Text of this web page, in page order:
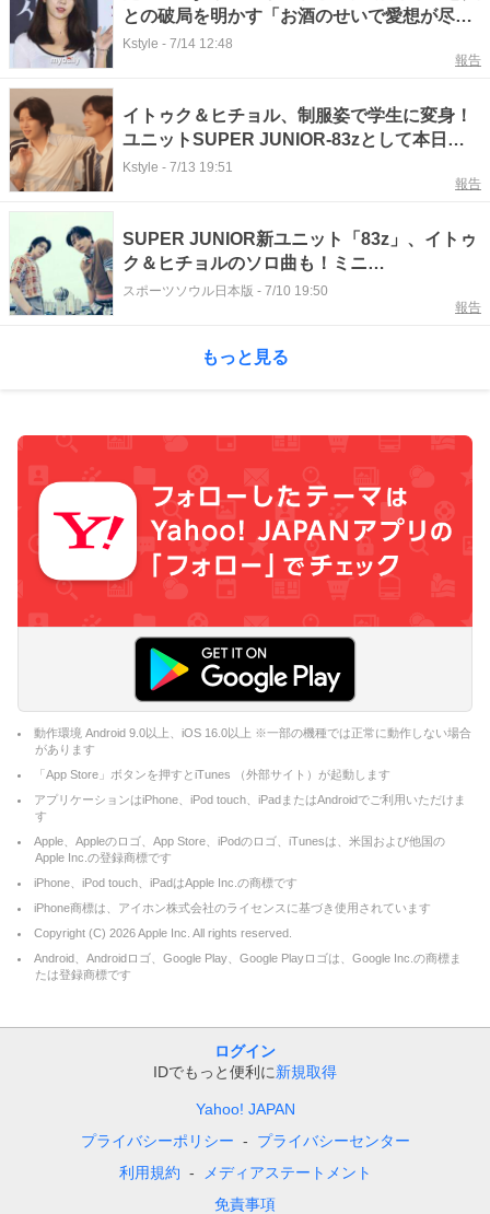
との破局を明かす「お酒のせいで愛想が尽き
た」
Kstyle - 7/14 12:48
報告
イトゥク＆ヒチョル、制服姿で学生に変身！
ユニットSUPER JUNIOR-83zとして本日デ
ビュー…タイトル曲「Promise」MV公開
Kstyle - 7/13 19:51
報告
SUPER JUNIOR新ユニット「83z」、イトゥ
ク＆ヒチョルのソロ曲も！ミニ
AL『Promise』に期待
スポーツソウル日本版 - 7/10 19:50
報告
もっと見る
動作環境 Android 9.0以上、iOS 16.0以上 ※一部の機種では正常に動作しない場合
があります
「App Store」ボタンを押すとiTunes （外部サイト）が起動します
アプリケーションはiPhone、iPod touch、iPadまたはAndroidでご利用いただけま
す
Apple、Appleのロゴ、App Store、iPodのロゴ、iTunesは、米国および他国の
Apple Inc.の登録商標です
iPhone、iPod touch、iPadはApple Inc.の商標です
iPhone商標は、アイホン株式会社のライセンスに基づき使用されています
Copyright (C) 2026Apple Inc. All rights reserved.
Android、Androidロゴ、Google Play、Google Playロゴは、Google Inc.の商標ま
たは登録商標です
ログイン
IDでもっと便利に新規取得
Yahoo! JAPAN
プライバシーポリシー
プライバシーセンター
利用規約
メディアステートメント
免責事項